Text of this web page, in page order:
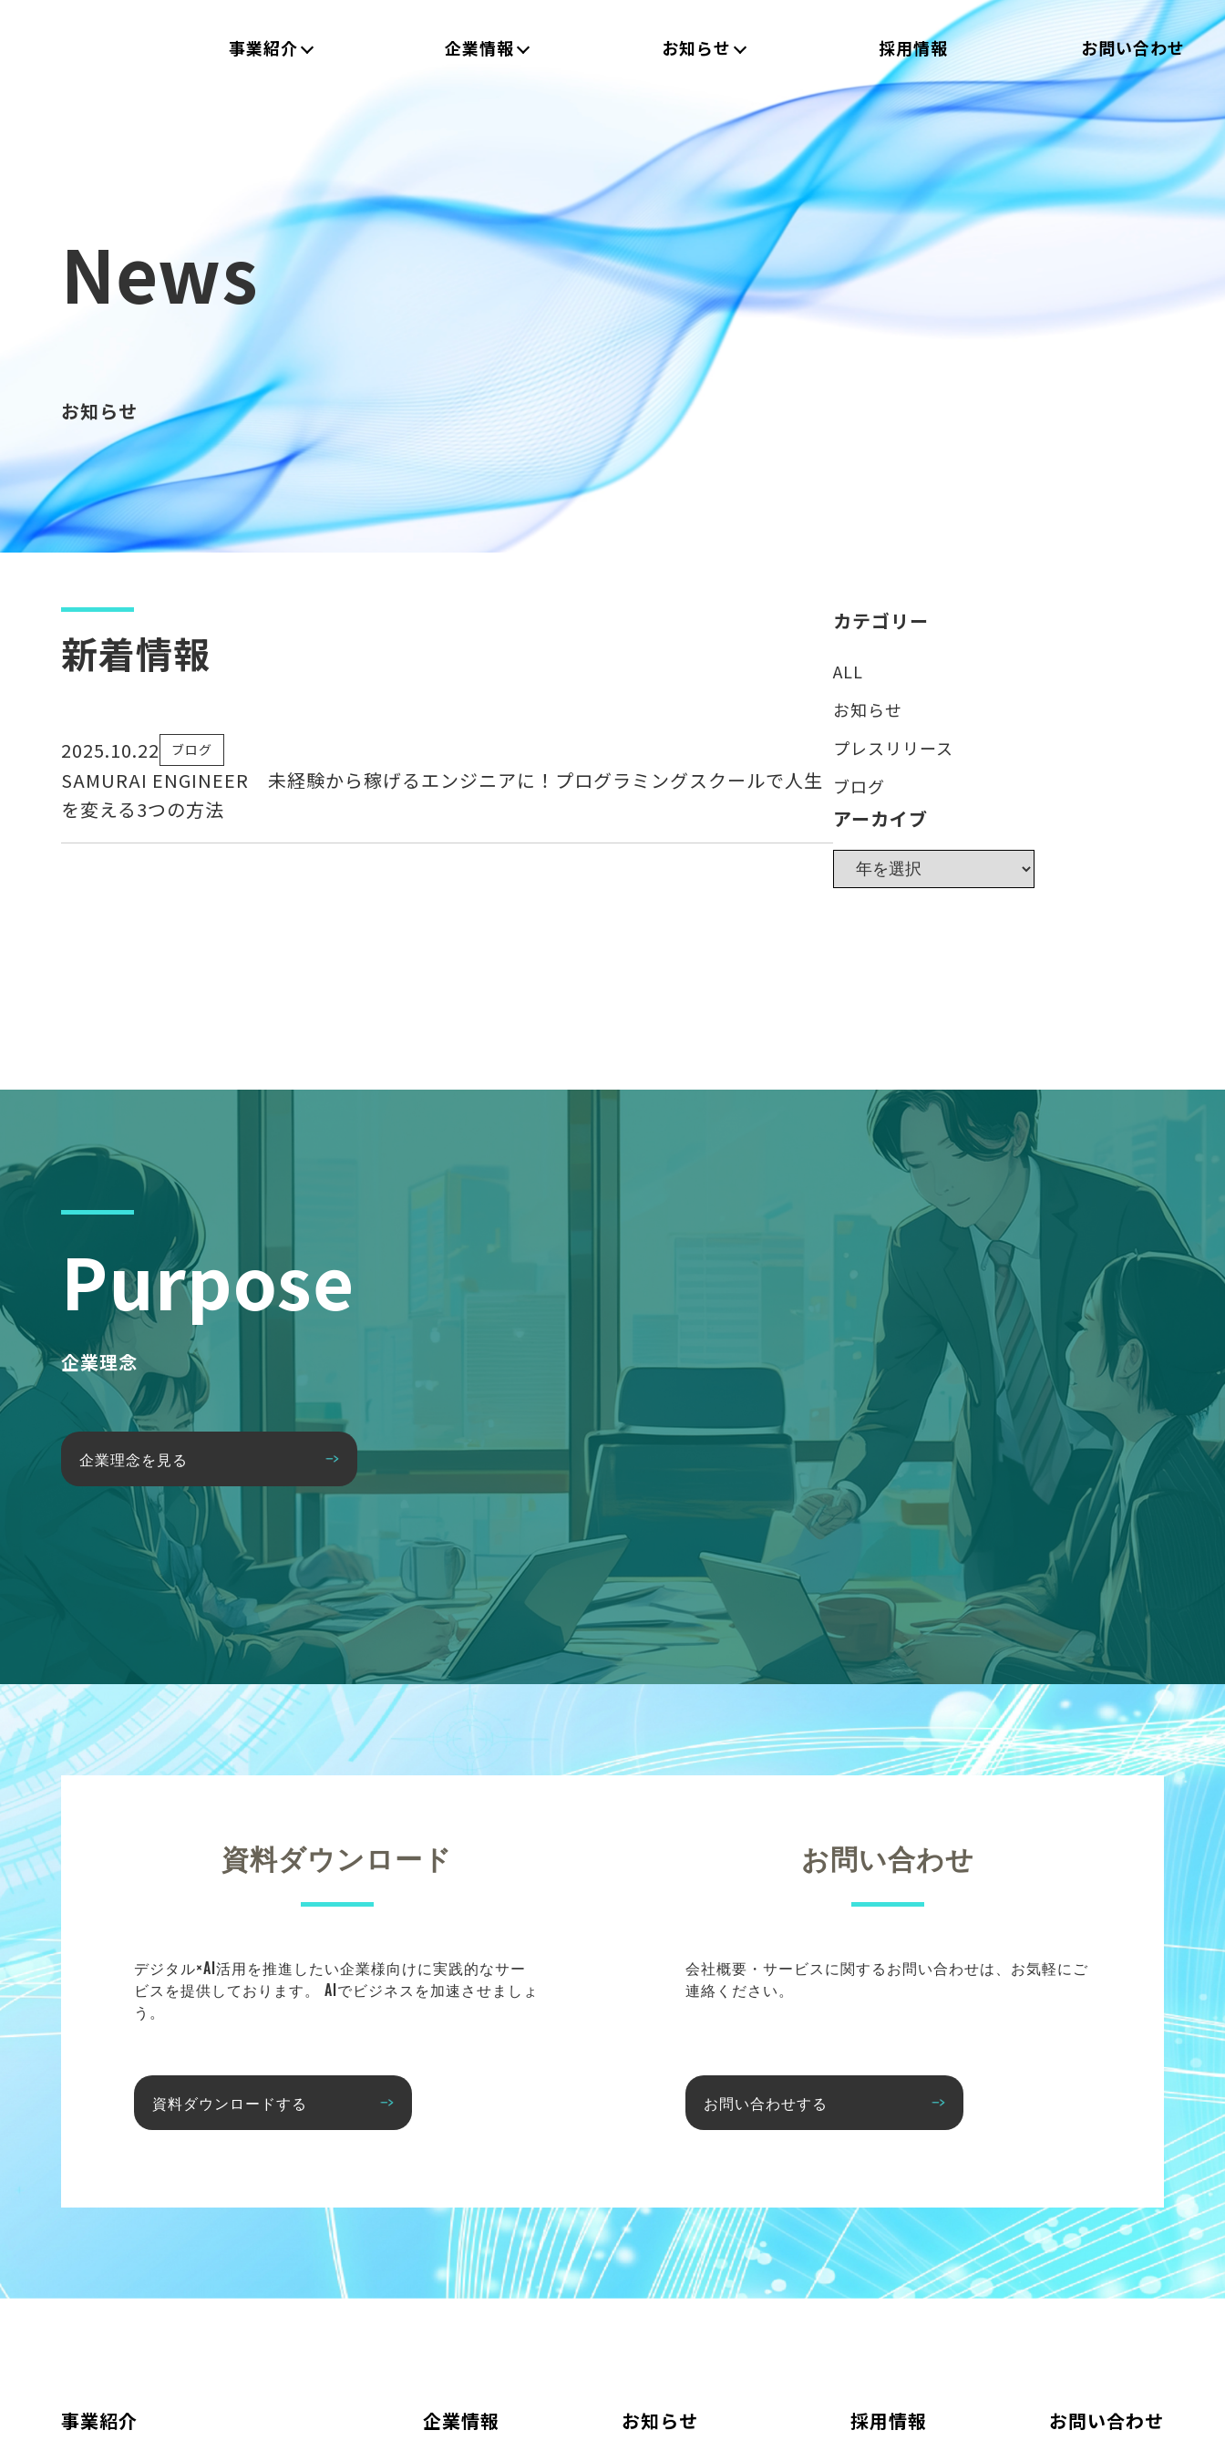
事業紹介 企業情報 お知らせ 採用情報 お問い合わせ
News
お知らせ
新着情報
2025.10.22 ブログ
SAMURAI ENGINEER 未経験から稼げるエンジニアに！プログラミングスクールで人生
を変える3つの方法
カテゴリー
ALL
お知らせ
プレスリリース
ブログ
アーカイブ
Purpose
企業理念
企業理念を見る
資料ダウンロード
デジタル×AI活用を推進したい企業様向けに実践的なサー
ビスを提供しております。 AIでビジネスを加速させましょ
う。
資料ダウンロードする
お問い合わせ
会社概要・サービスに関するお問い合わせは、お気軽にご
連絡ください。
お問い合わせする
事業紹介 企業情報 お知らせ 採用情報 お問い合わせ